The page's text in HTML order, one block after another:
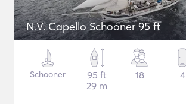
N.V. Capello Schooner 95 ft
Schooner
95 ft
29 m
18 4